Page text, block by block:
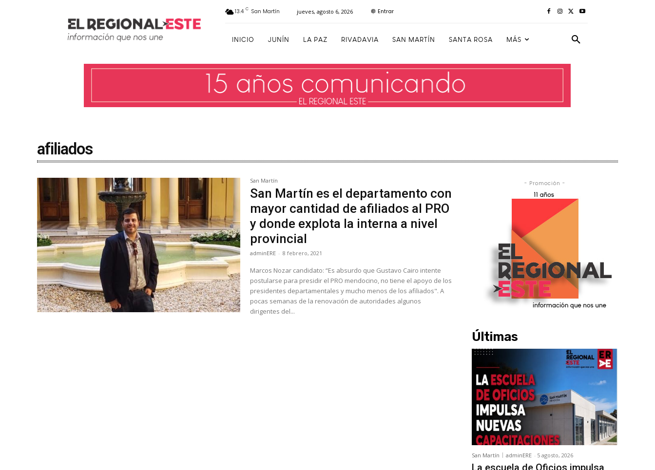
13.4 C San Martín jueves, agosto 6, 2026 Entrar
INICIO JUNÍN LA PAZ RIVADAVIA SAN MARTÍN SANTA ROSA MÁS
afiliados
San Martín
San Martín es el departamento con
mayor cantidad de afiliados al PRO
y donde explota la interna a nivel
provincial
adminERE - 8 febrero, 2021
Marcos Nozar candidato: “Es absurdo que Gustavo Cairo intente
postularse para presidir el PRO mendocino, no tiene el apoyo de los
presidentes departamentales y mucho menos de los afiliados". A
pocas semanas de la renovación de autoridades algunos
dirigentes del...
- Promoción -
Últimas
San Martín adminERE - 5 agosto, 2026